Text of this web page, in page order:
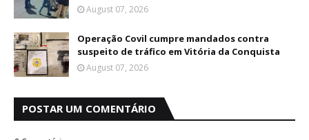
August 07, 2026
Operação Covil cumpre mandados contra
suspeito de tráfico em Vitória da Conquista
August 07, 2026
POSTAR UM COMENTÁRIO